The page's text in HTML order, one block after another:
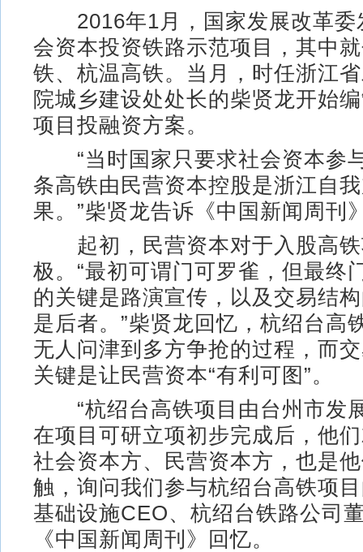
2016年1月，国家发展改革委
会资本投资铁路示范项目，其中
铁、杭温高铁。当月，时任浙江
院城乡建设处处长的柴贤龙开始
项目投融资方案。
“当时国家只要求社会资本参
条高铁由民营资本控股是浙江自
果。”柴贤龙告诉《中国新闻周刊
起初，民营资本对于入股高铁
极。“最初可谓门可罗雀，但最终
的关键是路演宣传，以及交易结
是后者。”柴贤龙回忆，杭绍台高
无人问津到多方争抢的过程，而
关键是让民营资本“有利可图”。
“杭绍台高铁项目由台州市发
在项目可研立项初步完成后，他
社会资本方、民营资本方，也是
触，询问我们参与杭绍台高铁项
基础设施CEO、杭绍台铁路公司
《中国新闻周刊》回忆。